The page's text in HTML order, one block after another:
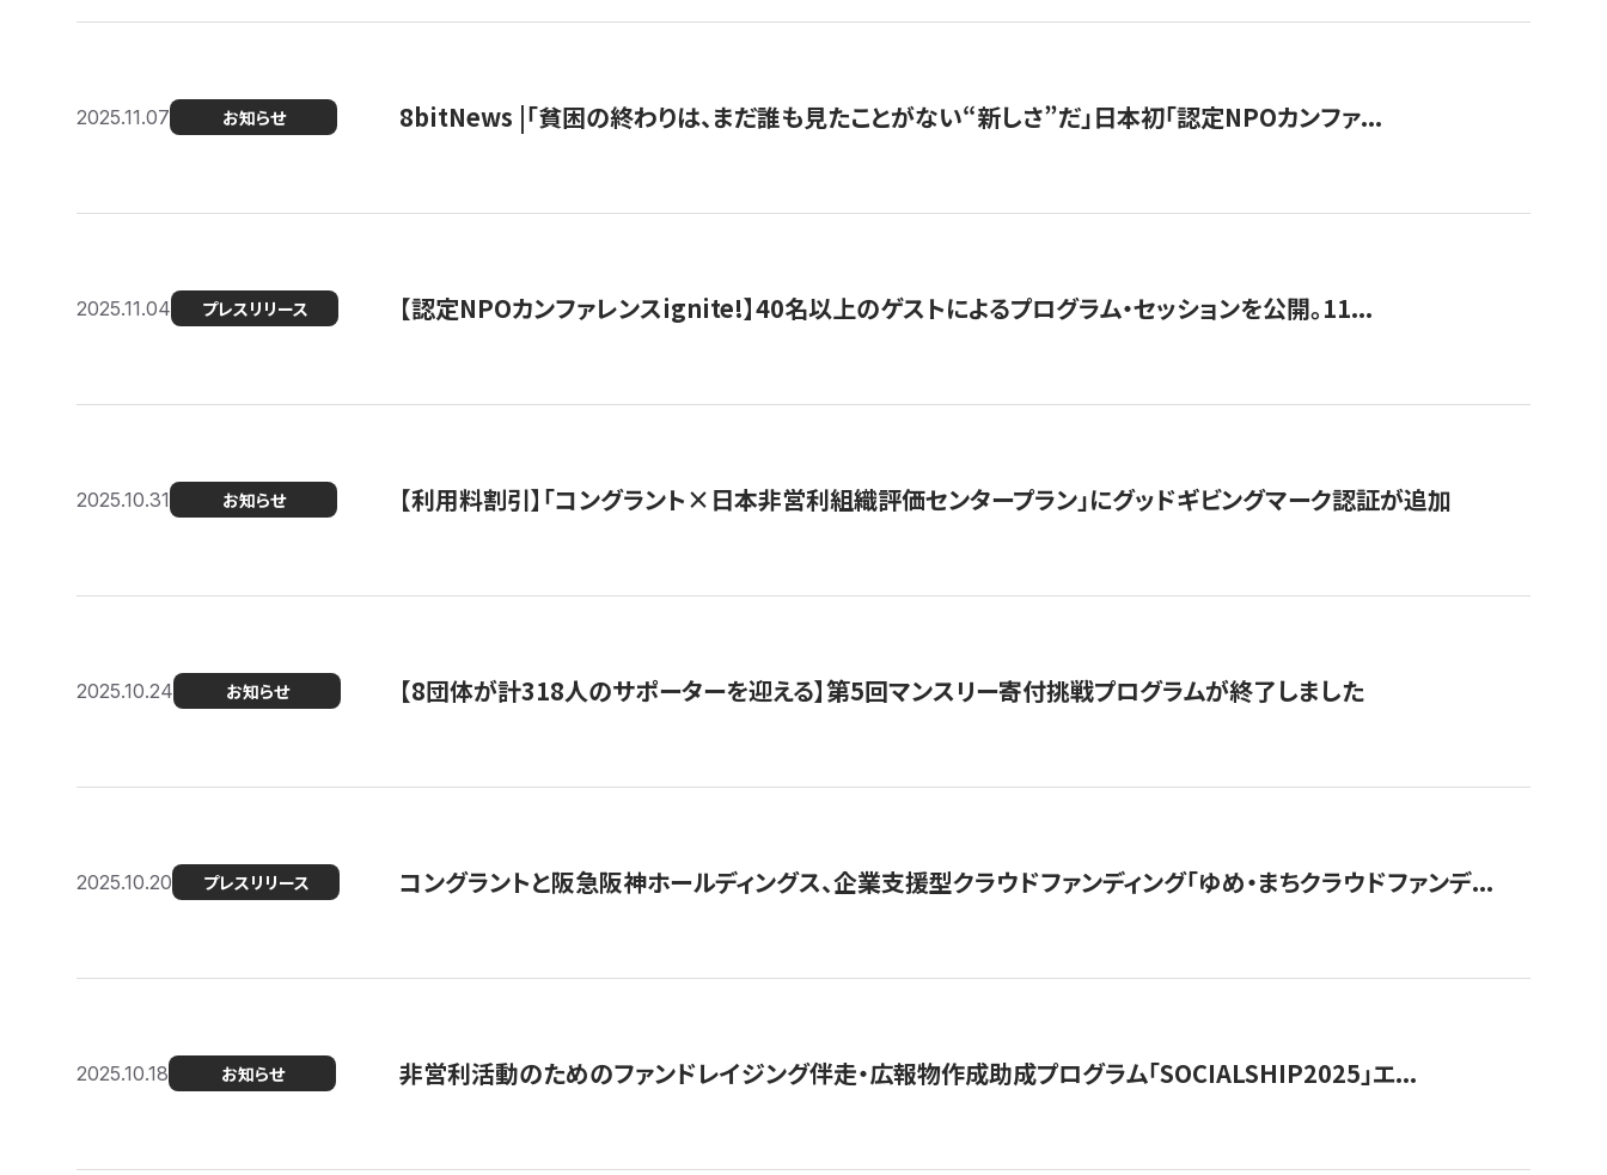
2025.11.07 お知らせ 8bitNews |「貧困の終わりは、まだ誰も見たことがない“新しさ”だ」日本初「認定NPOカンファ...
2025.11.04 プレスリリース 【認定NPOカンファレンスignite!】40名以上のゲストによるプログラム・セッションを公開。11...
2025.10.31 お知らせ 【利用料割引】「コングラント×日本非営利組織評価センタープラン」にグッドギビングマーク認証が追加
2025.10.24 お知らせ 【8団体が計318人のサポーターを迎える】​​第5回マンスリー寄付挑戦プログラムが終了しました
2025.10.20 プレスリリース コングラントと阪急阪神ホールディングス、企業支援型クラウドファンディング「ゆめ・まちクラウドファンデ...
2025.10.18 お知らせ 非営利活動のためのファンドレイジング伴走・広報物作成助成プログラム「SOCIALSHIP2025」エ...